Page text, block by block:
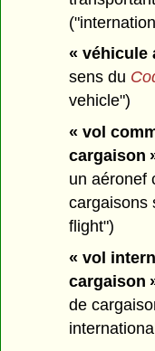
« véhicule
sens du
vehicle")
« vol
cargaison
un aéronef
cargaisons
flight")
« vol
cargaison
de